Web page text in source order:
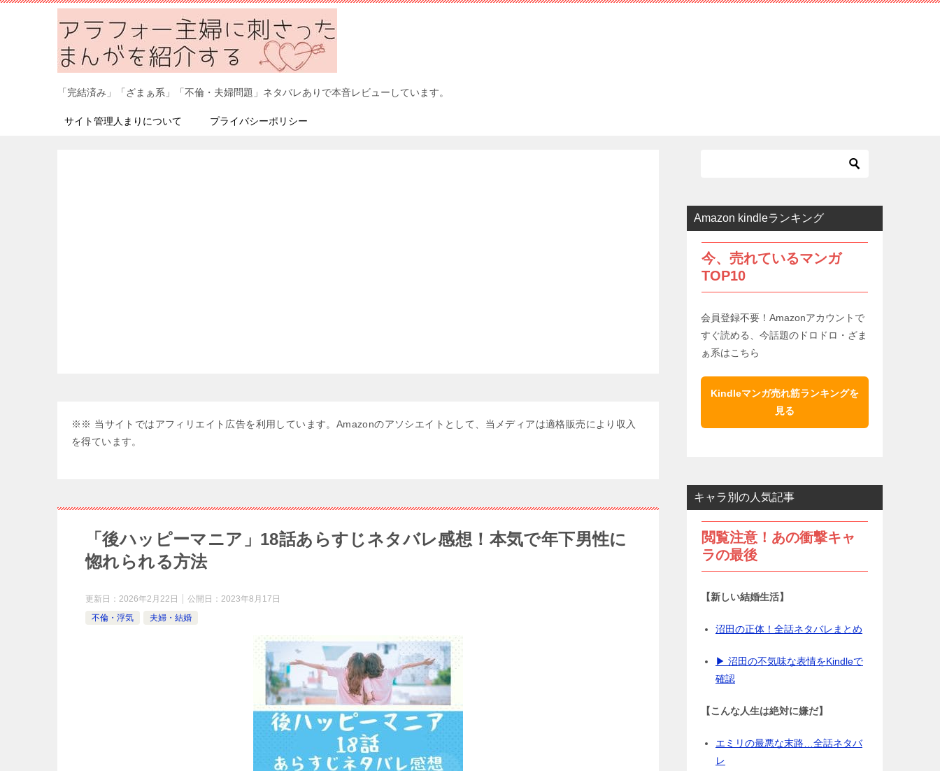
「完結済み」「ざまぁ系」「不倫・夫婦問題」ネタバレありで本音レビューしています。
サイト管理人まりについて プライバシーポリシー
※※ 当サイトではアフィリエイト広告を利用しています。Amazonのアソシエイトとして、当メディアは適格販売により収入
を得ています。
「後ハッピーマニア」18話あらすじネタバレ感想！本気で年下男性に
惚れられる方法
更新日： 2026年2月22日 公開日： 2023年8月17日
不倫・浮気
夫婦・結婚
Amazon kindleランキング
今、売れているマンガ
TOP10
会員登録不要！Amazonアカウントで
すぐ読める、今話題のドロドロ・ざま
ぁ系はこちら
Kindleマンガ売れ筋ランキングを
見る
キャラ別の人気記事
閲覧注意！あの衝撃キャ
ラの最後
【新しい結婚生活】
沼田の正体！全話ネタバレまとめ
▶ 沼田の不気味な表情をKindleで
確認
【こんな人生は絶対に嫌だ】
エミリの最悪な末路…全話ネタバ
レ